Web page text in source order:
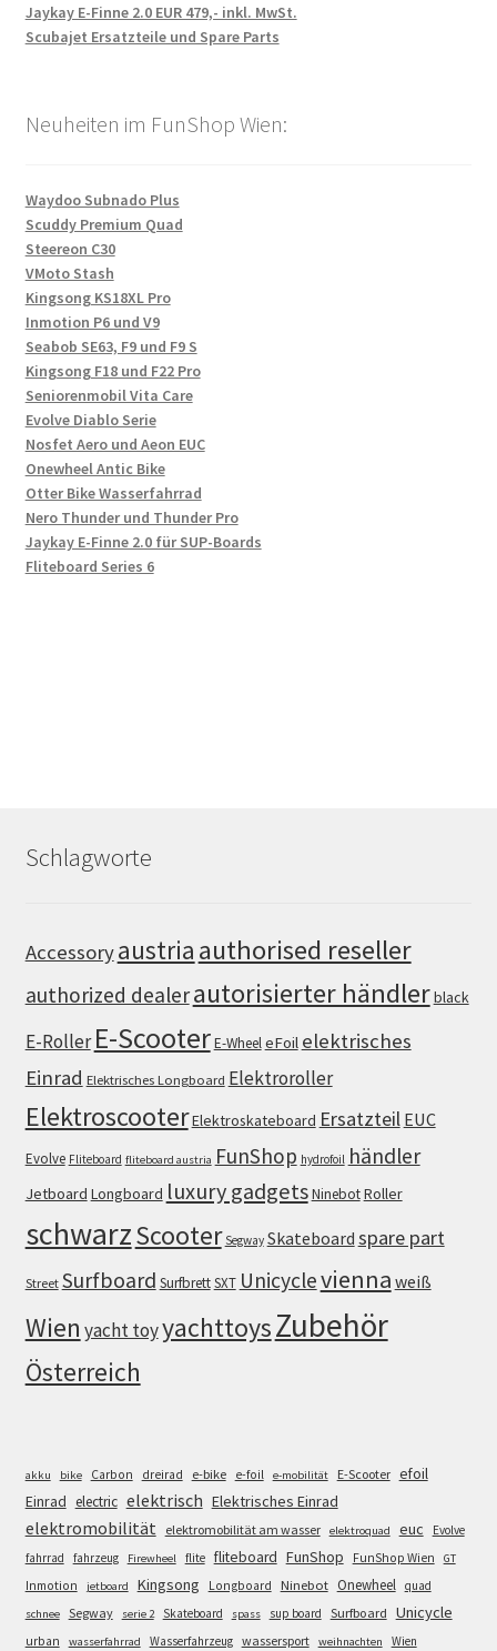
Jaykay E-Finne 2.0 EUR 479,- inkl. MwSt.
Scubajet Ersatzteile und Spare Parts
Neuheiten im FunShop Wien:
Waydoo Subnado Plus
Scuddy Premium Quad
Steereon C30
VMoto Stash
Kingsong KS18XL Pro
Inmotion P6 und V9
Seabob SE63, F9 und F9 S
Kingsong F18 und F22 Pro
Seniorenmobil Vita Care
Evolve Diablo Serie
Nosfet Aero und Aeon EUC
Onewheel Antic Bike
Otter Bike Wasserfahrrad
Nero Thunder und Thunder Pro
Jaykay E-Finne 2.0 für SUP-Boards
Fliteboard Series 6
Schlagworte
Accessoryaustria authorised reseller
authorized dealerautorisierter händlerblack
E-Roller E-ScooterE-WheeleFoil elektrisches
Einrad Elektrisches Longboard Elektroroller
ElektroscooterElektroskateboard Ersatzteil EUC
Evolve Fliteboard fliteboard austria FunShop hydrofoil händler
Jetboard Longboard luxury gadgetsNinebotRoller
schwarzScooter Segway Skateboard spare part
Street Surfboard SurfbrettSXT Unicyclevienna weiß
Wien yacht toyyachttoysZubehör
Österreich
akku bike Carbon dreirad e-bike e-foil e-mobilität E-Scooter efoil
Einrad electric elektrisch Elektrisches Einrad
elektromobilität elektromobilität am wasser elektroquad euc
Evolve
fahrrad
fahrzeug Firewheel flite fliteboard FunShop FunShop Wien GT
Inmotion jetboard Kingsong Longboard Ninebot Onewheel quad
schnee Segway serie 2 Skateboard spass sup board Surfboard Unicycle
urban wasserfahrrad Wasserfahrzeug wassersport weihnachten
Wien